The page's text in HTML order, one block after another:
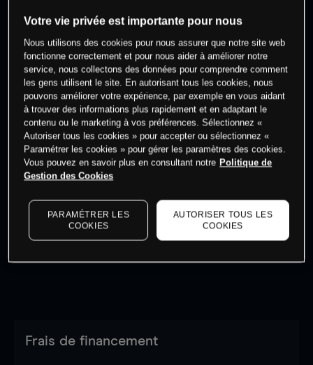
0 % des clients ont une position à
cet actif
Commencez à trader
dernières données du marché.Log into see latest
market data
Frais de financement
Votre vie privée est importante pour nous
Nous utilisons des cookies pour nous assurer que notre site web
fonctionne correctement et pour nous aider à améliorer notre
service, nous collectons des données pour comprendre comment
les gens utilisent le site. En autorisant tous les cookies, nous
pouvons améliorer votre expérience, par exemple en vous aidant
à trouver des informations plus rapidement et en adaptant le
contenu ou le marketing à vos préférences. Sélectionnez «
Autoriser tous les cookies » pour accepter ou sélectionnez «
Paramétrer les cookies » pour gérer les paramètres des cookies.
Vous pouvez en savoir plus en consultant notre Politique de
Gestion des Cookies
PARAMÉTRER LES
COOKIES
AUTORISER TOUS LES
COOKIES